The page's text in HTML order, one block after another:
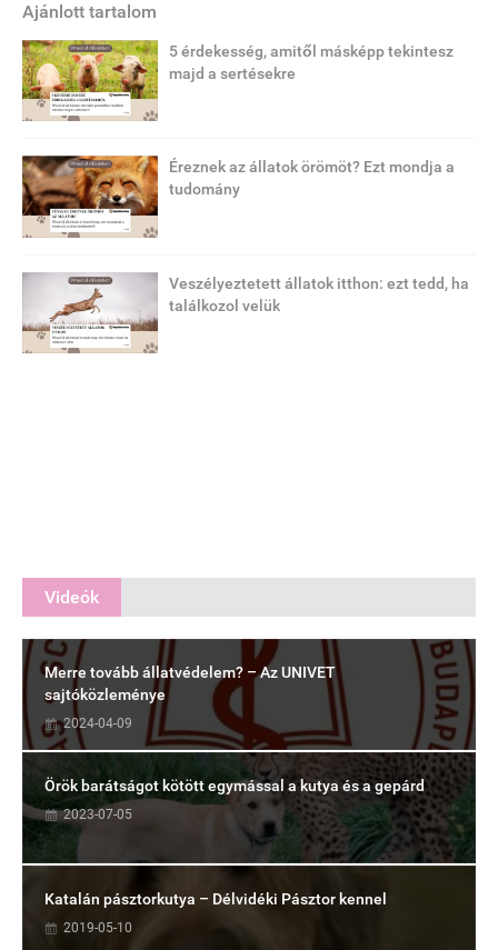
Ajánlott tartalom
5 érdekesség, amitől másképp tekintesz
majd a sertésekre
Éreznek az állatok örömöt? Ezt mondja a
tudomány
Veszélyeztetett állatok itthon: ezt tedd, ha
találkozol velük
Videók
Merre tovább állatvédelem? – Az UNIVET
sajtóközleménye
2024-04-09
Örök barátságot kötött egymással a kutya és a gepárd
2023-07-05
Katalán pásztorkutya – Délvidéki Pásztor kennel
2019-05-10